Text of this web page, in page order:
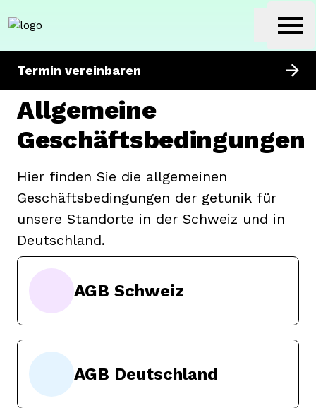
getunik
Termin vereinbaren
Allgemeine
Geschäftsbedingungen
Hier finden Sie die allgemeinen
Geschäftsbedingungen der getunik für
unsere Standorte in der Schweiz und in
Deutschland.
AGB Schweiz
AGB Deutschland